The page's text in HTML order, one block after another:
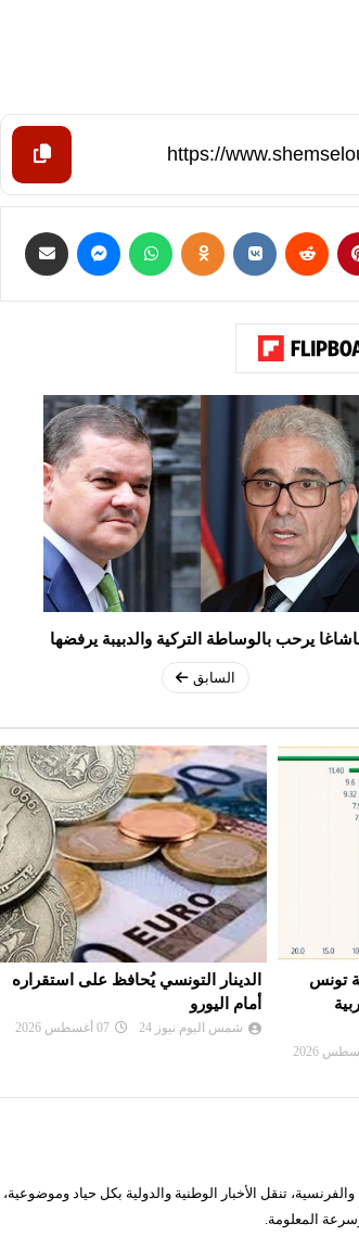
يرحب بالوساطة التركية والدبيبة يرفضها
السابق
السوق السعودية تواصل الصعود بدعم
من الشركات الكبرى
شمس اليوم نيوز 24 05 أغسطس 2026
تنقل الأخبار الوطنية والدولية بكل حياد وموضوعية،
المعلومة.